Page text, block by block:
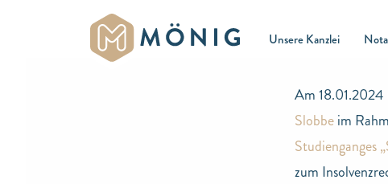
Unsere Kanzlei
Am
Slobbeim
Studienganges
zum